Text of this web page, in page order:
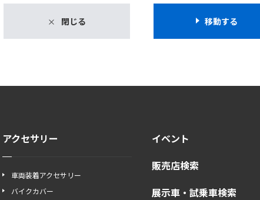
閉じる 移動する
アクセサリー
車両装着アクセサリー
バイクカバー
イベント
販売店検索
展示車・試乗車検索